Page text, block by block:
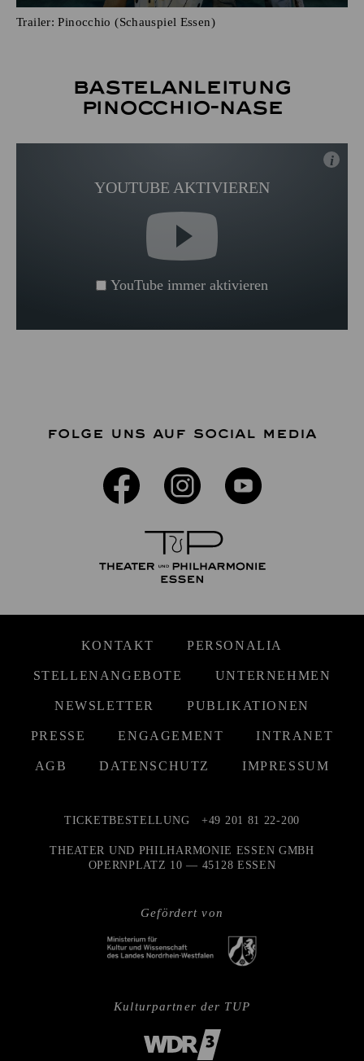
Trailer: Pinocchio (Schauspiel Essen)
Bastelanleitung
Pinocchio-Nase
YOUTUBE AKTIVIEREN
i
YouTube immer aktivieren
FOLGE UNS AUF SOCIAL MEDIA
KONTAKT PERSONALIA
STELLENANGEBOTE UNTERNEHMEN
NEWSLETTER PUBLIKATIONEN
PRESSE ENGAGEMENT INTRANET
AGB DATENSCHUTZ IMPRESSUM
Gefördert von
TICKETBESTELLUNG +49 201 81 22-200
THEATER UND PHILHARMONIE ESSEN GMBH
OPERNPLATZ 10 — 45128 ESSEN
Kulturpartner der TUP